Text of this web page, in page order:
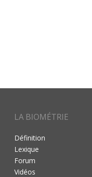
LA BIOMÉTRIE
Définition
Lexique
Forum
Vidéos